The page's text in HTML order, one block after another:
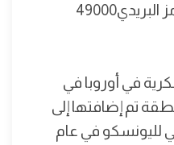
42,71 كم مربع، وتحمل الرمز البريدي49000
في أوروبا في
تم إضافتها إلى
لليونسكو في عام